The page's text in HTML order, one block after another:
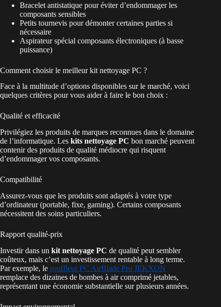
Bracelet antistatique pour éviter d’endommager les
composants sensibles
Petits tournevis pour démonter certaines parties si
nécessaire
Aspirateur spécial composants électroniques (à basse
puissance)
Comment choisir le meilleur kit nettoyage PC ?
Face à la multitude d’options disponibles sur le marché, voici
quelques critères pour vous aider à faire le bon choix :
Qualité et efficacité
Privilégiez les produits de marques reconnues dans le domaine
de l’informatique. Les kits nettoyage PC bon marché peuvent
contenir des produits de qualité médiocre qui risquent
d’endommager vos composants.
Compatibilité
Assurez-vous que les produits sont adaptés à votre type
d’ordinateur (portable, fixe, gaming). Certains composants
nécessitent des soins particuliers.
Rapport qualité-prix
Investir dans un kit nettoyage PC de qualité peut sembler
coûteux, mais c’est un investissement rentable à long terme.
Par exemple, le souffleur PC AirBlade Pro JEKXON
remplace des dizaines de bombes à air comprimé jetables,
représentant une économie substantielle sur plusieurs années.